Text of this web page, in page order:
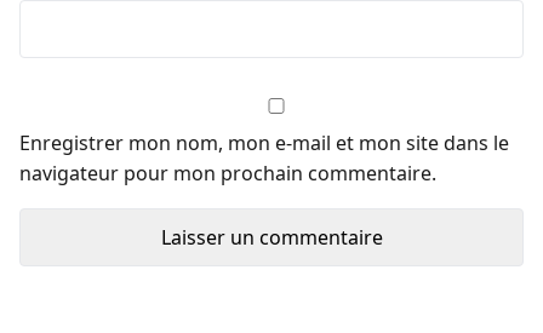
Enregistrer mon nom, mon e-mail et mon site dans le
navigateur pour mon prochain commentaire.